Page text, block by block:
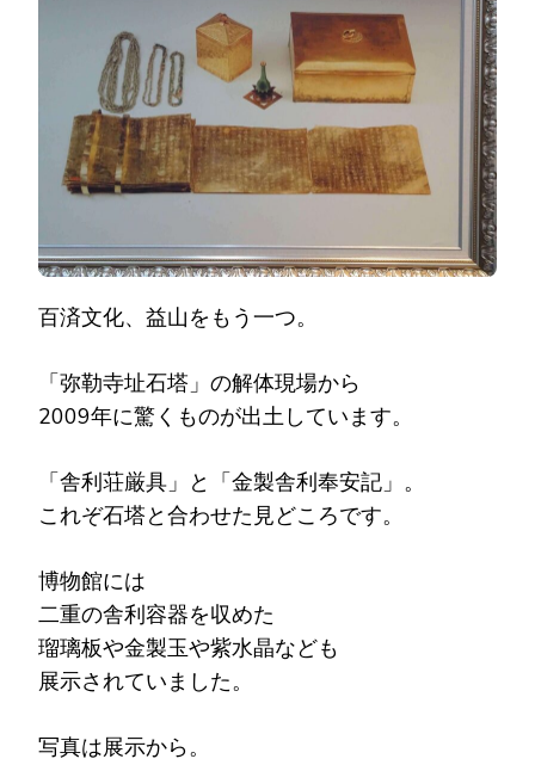
百済文化、益山をもう一つ。
「弥勒寺址石塔」の解体現場から
2009年に驚くものが出土しています。
「舎利荘厳具」と「金製舎利奉安記」。
これぞ石塔と合わせた見どころです。
博物館には
二重の舎利容器を収めた
瑠璃板や金製玉や紫水晶なども
展示されていました。
写真は展示から。